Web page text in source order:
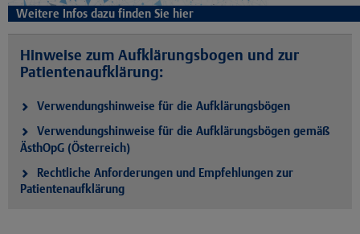
Weitere Infos dazu finden Sie hier
Hinweise zum Aufklärungsbogen und zur
Patientenaufklärung:
Verwendungshinweise für die Aufklärungsbögen
Verwendungshinweise für die Aufklärungsbögen gemäß
ÄsthOpG (Österreich)
Rechtliche Anforderungen und Empfehlungen zur
Patientenaufklärung